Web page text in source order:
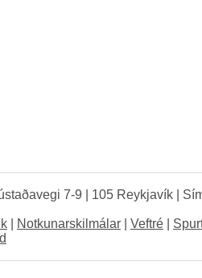
7-9 | 105 Reykjavík |
Notkunarskilmálar Veftré